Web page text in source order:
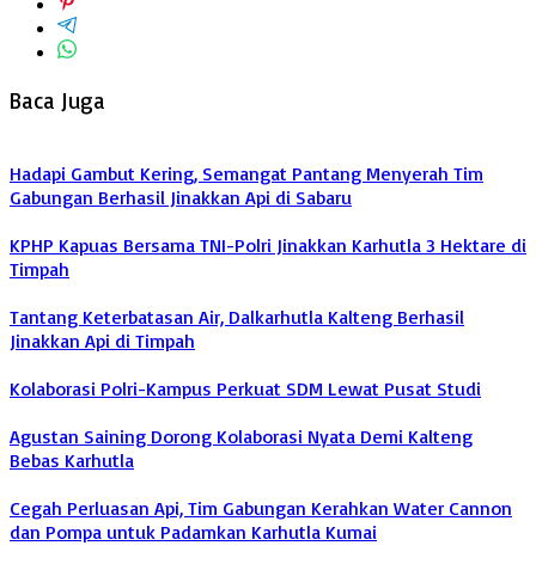
Baca Juga
Hadapi Gambut Kering, Semangat Pantang Menyerah Tim
Gabungan Berhasil Jinakkan Api di Sabaru
KPHP Kapuas Bersama TNI-Polri Jinakkan Karhutla 3 Hektare di
Timpah
Tantang Keterbatasan Air, Dalkarhutla Kalteng Berhasil
Jinakkan Api di Timpah
Kolaborasi Polri-Kampus Perkuat SDM Lewat Pusat Studi
Agustan Saining Dorong Kolaborasi Nyata Demi Kalteng
Bebas Karhutla
Cegah Perluasan Api, Tim Gabungan Kerahkan Water Cannon
dan Pompa untuk Padamkan Karhutla Kumai